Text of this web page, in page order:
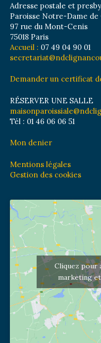
Adresse postale et
Paroisse Notre-Dame
97 rue du Mont-Cenis
75018 Paris
Accueil : 07 49 04 90 01
Demander un certificat
RÉSERVER UNE SALLE
Tél : 01 46 06 06 51
Mon denier
Mentions légales
Gestion des cookies
Cliquez pour
marketing